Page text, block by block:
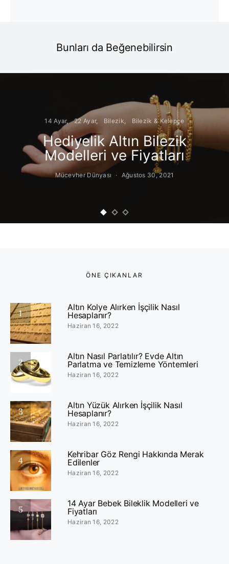
Bunları da Beğenebilirsin
14 Ayar 22 Ayar Bilezik Bilezik & Kelepçe
Hediyelik Altın Bilezik
Modelleri ve Fiyatları
Mücevher Dünyası Ağustos 30, 2021
ÖNE ÇIKANLAR
1
Altın Kolye Alırken İşçilik Nasıl
Hesaplanır?
Haziran 16, 2022
2
Altın Nasıl Parlatılır? Evde Altın
Parlatma ve Temizleme Yöntemleri
Haziran 16, 2022
3
Altın Yüzük Alırken İşçilik Nasıl
Hesaplanır?
Haziran 16, 2022
4
Kehribar Göz Rengi Hakkında Merak
Edilenler
Haziran 16, 2022
5
14 Ayar Bebek Bileklik Modelleri ve
Fiyatları
Haziran 16, 2022